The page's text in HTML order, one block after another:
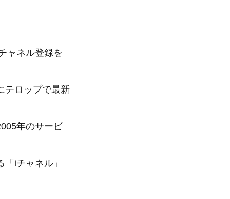
ャネル登録を
テロップで最新
年のサービ
iチャネル」